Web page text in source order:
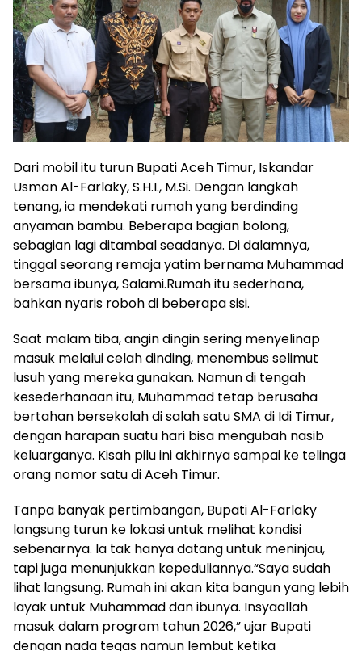
Dari mobil itu turun Bupati Aceh Timur, Iskandar
Usman Al-Farlaky, S.H.I., M.Si. Dengan langkah
tenang, ia mendekati rumah yang berdinding
anyaman bambu. Beberapa bagian bolong,
sebagian lagi ditambal seadanya. Di dalamnya,
tinggal seorang remaja yatim bernama Muhammad
bersama ibunya, Salami.Rumah itu sederhana,
bahkan nyaris roboh di beberapa sisi.
Saat malam tiba, angin dingin sering menyelinap
masuk melalui celah dinding, menembus selimut
lusuh yang mereka gunakan. Namun di tengah
kesederhanaan itu, Muhammad tetap berusaha
bertahan bersekolah di salah satu SMA di Idi Timur,
dengan harapan suatu hari bisa mengubah nasib
keluarganya. Kisah pilu ini akhirnya sampai ke telinga
orang nomor satu di Aceh Timur.
Tanpa banyak pertimbangan, Bupati Al-Farlaky
langsung turun ke lokasi untuk melihat kondisi
sebenarnya. Ia tak hanya datang untuk meninjau,
tapi juga menunjukkan kepeduliannya.“Saya sudah
lihat langsung. Rumah ini akan kita bangun yang lebih
layak untuk Muhammad dan ibunya. Insyaallah
masuk dalam program tahun 2026,” ujar Bupati
dengan nada tegas namun lembut ketika